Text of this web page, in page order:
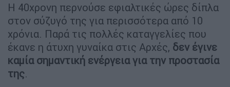
Η 40χρονη περνούσε εφιαλτικές ώρες δίπλα
στον σύζυγό της για περισσότερα από 10
χρόνια. Παρά τις πολλές καταγγελίες που
έκανε η άτυχη γυναίκα στις Αρχές, δεν έγινε
καμία σημαντική ενέργεια για την προστασία
της.